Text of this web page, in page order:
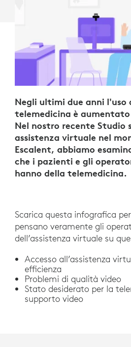
Negli ultimi due anni l'uso
telemedicina è
Nel nostro recente Studio
assistenza virtuale nel
Escalent, abbiamo
che i pazienti e gli
hanno della telemedicina.
Scarica questa infografica
pensano veramente gli
dell’assistenza virtuale su
Accesso all’assistenza
efficienza
Problemi di qualità video
Stato desiderato per la
supporto video